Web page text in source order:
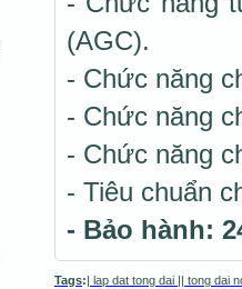
(AGC).
- Chức năng
- Chức năng
- Chức năng
- Tiêu chuẩn
- Bảo hành:
Tags:| lap dat tong dai || tong dai